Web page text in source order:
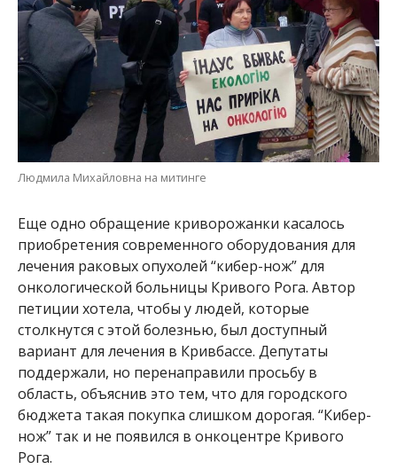
Людмила Михайловна на митинге
Еще одно обращение криворожанки касалось
приобретения современного оборудования для
лечения раковых опухолей “кибер-нож” для
онкологической больницы Кривого Рога. Автор
петиции хотела, чтобы у людей, которые
столкнутся с этой болезнью, был доступный
вариант для лечения в Кривбассе. Депутаты
поддержали, но перенаправили просьбу в
область, объяснив это тем, что для городского
бюджета такая покупка слишком дорогая. “Кибер-
нож” так и не появился в онкоцентре Кривого
Рога.